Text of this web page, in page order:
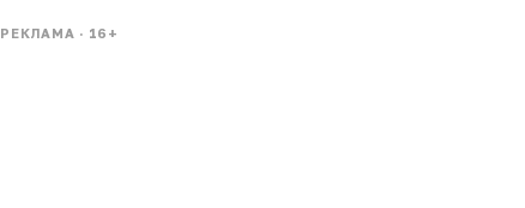
РЕКЛАМА · 16+